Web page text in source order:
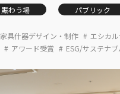
賑わう場 パブリック
家具什器デザイン・制作
エシカ
アワード受賞 ESG/サステナ